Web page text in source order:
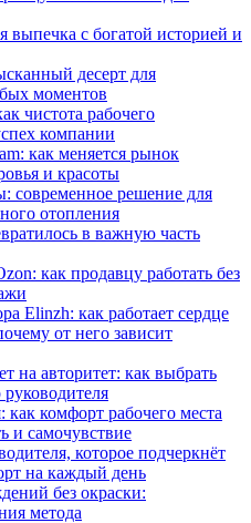
выпечка с богатой историей и
десерт для
моментов
чистота рабочего
компании
как меняется рынок
и красоты
современное решение для
отопления
в важную часть
как продавцу работать без
Elinzh: как работает сердце
от него зависит
на авторитет: как выбрать
комфорт рабочего места
и самочувствие
которое подчеркнёт
на каждый день
без окраски:
метода